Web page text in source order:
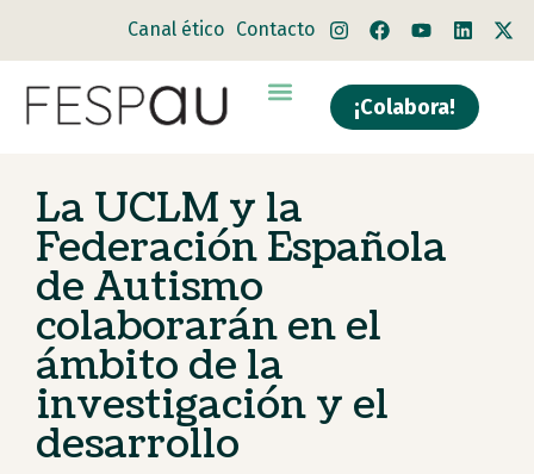
Canal ético Contacto
¡Colabora!
La UCLM y la
Federación Española
de Autismo
colaborarán en el
ámbito de la
investigación y el
desarrollo